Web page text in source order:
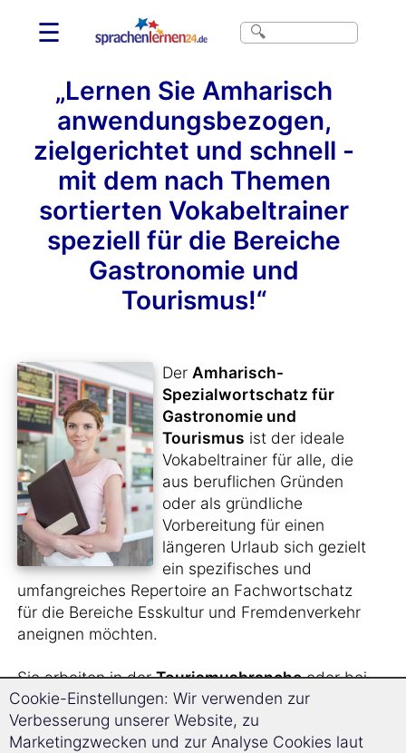
☰
„Lernen Sie Amharisch
anwendungsbezogen,
zielgerichtet und schnell -
mit dem nach Themen
sortierten Vokabeltrainer
speziell für die Bereiche
Gastronomie und
Tourismus!“
Der Amharisch-
Spezialwortschatz für
Gastronomie und
Tourismus ist der ideale
Vokabeltrainer für alle, die
aus beruflichen Gründen
oder als gründliche
Vorbereitung für einen
längeren Urlaub sich gezielt
ein spezifisches und
umfangreiches Repertoire an Fachwortschatz
für die Bereiche Esskultur und Fremdenverkehr
aneignen möchten.
Sie arbeiten in derTourismusbrancheoder bei
einemReiseveranstalterund benötigen für
diese Arbeit den entsprechenden Wortschatz
auf Amharisch?
Cookie-Einstellungen: Wir verwenden zur
Verbesserung unserer Website, zu
Marketingzwecken und zur Analyse Cookies laut